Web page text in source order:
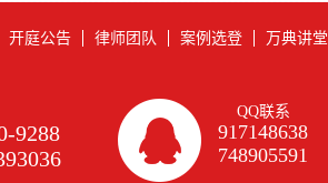
开庭公告 律师团队 案例选登 万典讲堂
9288
QQ联系
917148638
748905591